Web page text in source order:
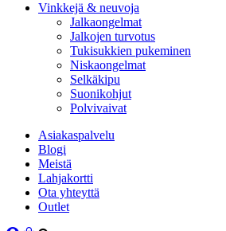
Vinkkejä & neuvoja
Jalkaongelmat
Jalkojen turvotus
Tukisukkien pukeminen
Niskaongelmat
Selkäkipu
Suonikohjut
Polvivaivat
Asiakaspalvelu
Blogi
Meistä
Lahjakortti
Ota yhteyttä
Outlet